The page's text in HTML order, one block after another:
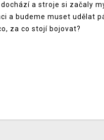
a stroje si začaly
a budeme muset udělat
za co stojí bojovat?